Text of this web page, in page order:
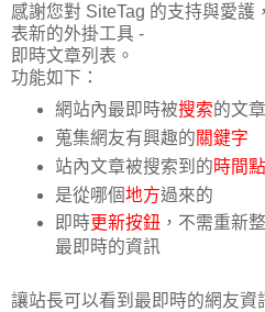
感謝您對 SiteTag 的支持與愛護
表新的外掛工具 -
即時文章列表。
功能如下：
網站內最即時被搜索的文章
蒐集網友有興趣的關鍵字
站內文章被搜索到的時間點
是從哪個地方過來的
即時更新按鈕，不需重新
最即時的資訊
讓站長可以看到最即時的網友資